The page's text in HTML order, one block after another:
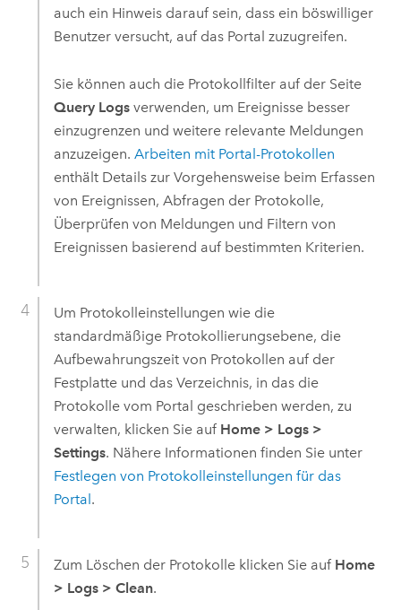
auch ein Hinweis darauf sein, dass ein böswilliger
Benutzer versucht, auf das Portal zuzugreifen.
Sie können auch die Protokollfilter auf der Seite
Query Logsverwenden, um Ereignisse besser
einzugrenzen und weitere relevante Meldungen
anzuzeigen. Arbeiten mit Portal-Protokollen
enthält Details zur Vorgehensweise beim Erfassen
von Ereignissen, Abfragen der Protokolle,
Überprüfen von Meldungen und Filtern von
Ereignissen basierend auf bestimmten Kriterien.
Um Protokolleinstellungen wie die
standardmäßige Protokollierungsebene, die
Aufbewahrungszeit von Protokollen auf der
Festplatte und das Verzeichnis, in das die
Protokolle vom Portal geschrieben werden, zu
verwalten, klicken Sie auf Home > Logs >
Settings. Nähere Informationen finden Sie unter
Festlegen von Protokolleinstellungen für das
Portal.
Zum Löschen der Protokolle klicken Sie auf Home
> Logs > Clean.